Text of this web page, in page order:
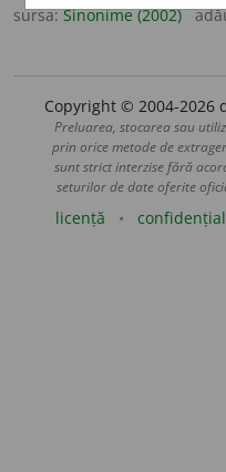
sursa:Sinonime (2002)
Copyright © 2004-2026
Preluarea, stocarea sau
prin orice metode de
sunt strict interzise fără
seturilor de date oferite
licență